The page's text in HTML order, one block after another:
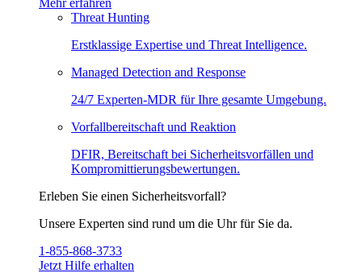
Mehr erfahren
Threat Hunting
Erstklassige Expertise und Threat Intelligence.
Managed Detection and Response
24/7 Experten-MDR für Ihre gesamte Umgebung.
Vorfallbereitschaft und Reaktion
DFIR, Bereitschaft bei Sicherheitsvorfällen und
Kompromittierungsbewertungen.
Erleben Sie einen Sicherheitsvorfall?
Unsere Experten sind rund um die Uhr für Sie da.
1-855-868-3733
Jetzt Hilfe erhalten